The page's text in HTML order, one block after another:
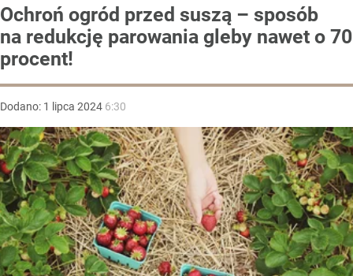
Ochroń ogród przed suszą – sposób
na redukcję parowania gleby nawet o 70
procent!
Dodano: 1 lipca 2024 6:30